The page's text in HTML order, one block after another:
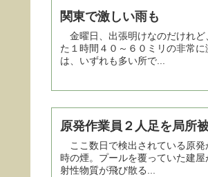
関東で激しい雨も
金曜日、出張明けなのだけれど
た１時間４０～６０ミリの非常
は、いずれも多い所で...
原発作業員２人足を局所
ここ数日で検出されている原発
時の煙。プールを覆っていた建
射性物質が飛び散る...